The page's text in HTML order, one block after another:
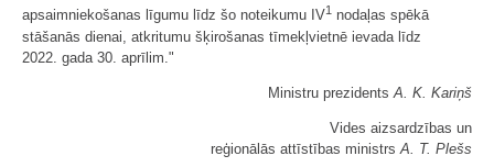
apsaimniekošanas līgumu līdz šo noteikumu IV1
nodaļas spēkā
stāšanās dienai, atkritumu šķirošanas tīmekļvietnē ievada līdz
2022. gada 30. aprīlim."
Ministru prezidents A. K. Kariņš
Vides aizsardzības un
reģionālās attīstības ministrs A. T. Plešs